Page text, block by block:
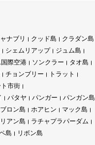
ナブリ クッド島
クラダン島
シェムリアップ
ジュム島
際空港 ソンクラー
タオ島
チョンブリー
トラット
市街
パタヤ パンガー
パンガン島
ブロン島 ホアヒン
マック島
アン島
ラチャプラパーダム
島 リボン島